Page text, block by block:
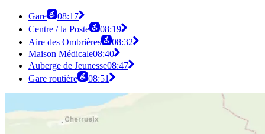
Gare
08:17
Centre / la Poste
08:19
Aire des Ombrières
08:32
Maison Médicale08:40
Auberge de Jeunesse08:47
Gare routière
08:51